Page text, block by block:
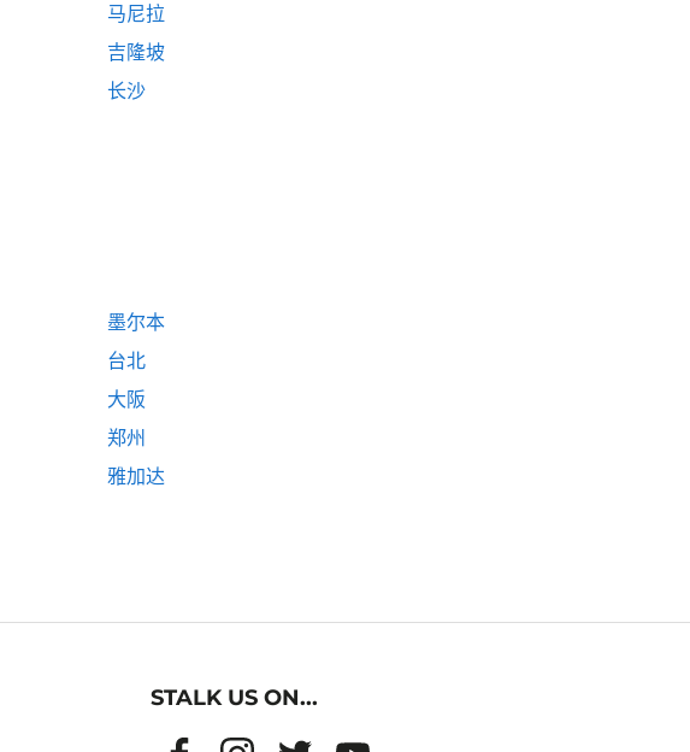
马尼拉
吉隆坡
长沙
墨尔本
台北
大阪
郑州
雅加达
STALK US ON...